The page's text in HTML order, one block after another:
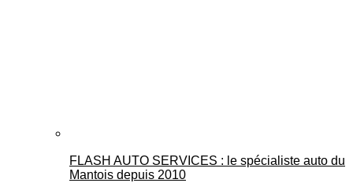
FLASH AUTO SERVICES : le spécialiste auto du
Mantois depuis 2010